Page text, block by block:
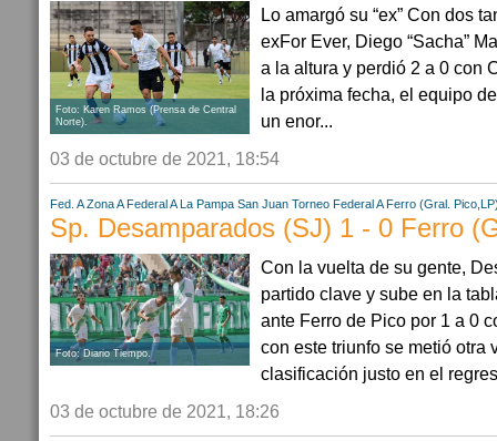
Foto: Karen Ramos (Prensa de Central
Norte).
Lo amargó su “ex” Con dos
exFor Ever, Diego “Sacha”
a la altura y perdió 2 a 0 con
la próxima fecha, el equipo
un enor...
03 de octubre de 2021, 18:54
Fed. A Zona A Federal A La Pampa San Juan Torneo Federal A Ferro (Gral.
Sp. Desamparados (SJ) 1 - 0 Ferro
Foto: Diario Tiempo.
Con la vuelta de su gente,
partido clave y sube en la
ante Ferro de Pico por 1 a 0
con este triunfo se metió otra
clasificación justo en el
03 de octubre de 2021, 18:26